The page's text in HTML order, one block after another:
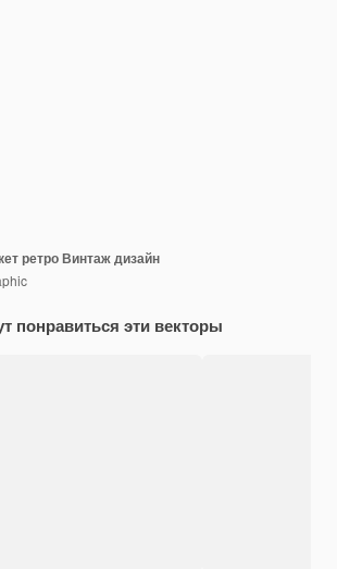
ретро Винтаж дизайн
понравиться эти векторы